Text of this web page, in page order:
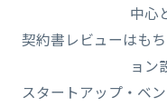
中心
契約書レビューはも
ョン
スタートアップ・ベ